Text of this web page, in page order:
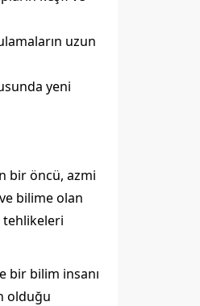
uzun
yeni
bir öncü, azmi
bilime olan
tehlikeleri
bir bilim insanı
olduğu